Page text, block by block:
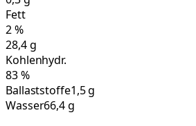
Fett
2%
28,4g
Kohlenhydr.
83%
Ballaststoffe1,5 g
Wasser66,4 g